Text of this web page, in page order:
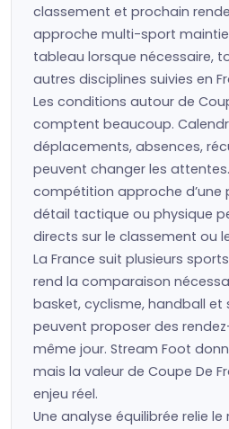
classement et prochain
approche multi-sport
tableau lorsque nécessaire,
autres disciplines suivies en
Les conditions autour de
comptent beaucoup.
déplacements, absences,
peuvent changer les
compétition approche d’une
détail tactique ou physique
directs sur le classement ou
La France suit plusieurs
rend la comparaison
basket, cyclisme, handball
peuvent proposer des
même jour. Stream Foot
mais la valeur de Coupe De
enjeu réel.
Une analyse équilibrée relie